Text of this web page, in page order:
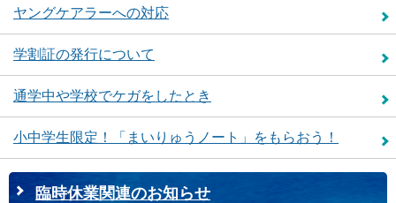
ヤングケアラーへの対応
学割証の発行について
通学中や学校でケガをしたとき
小中学生限定！「まいりゅうノート」をもらおう！
臨時休業関連のお知らせ